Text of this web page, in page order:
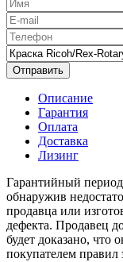
Отправить
Описание
Гарантия
Оплата
Доставка
Лизинг
Гарантийный период
обнаружив
продавца или
дефекта. Продавец
будет доказано, что
покупателем правил